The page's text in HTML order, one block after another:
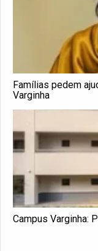
Famílias pedem
Varginha
Campus Varginha: